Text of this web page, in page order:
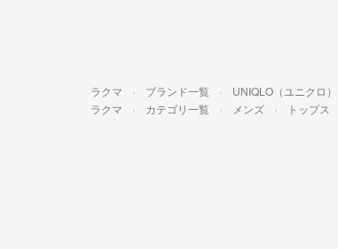
ラクマ ブランド一覧 UNIQLO（ユニクロ）
ラクマ カテゴリ一覧 メンズ トップス